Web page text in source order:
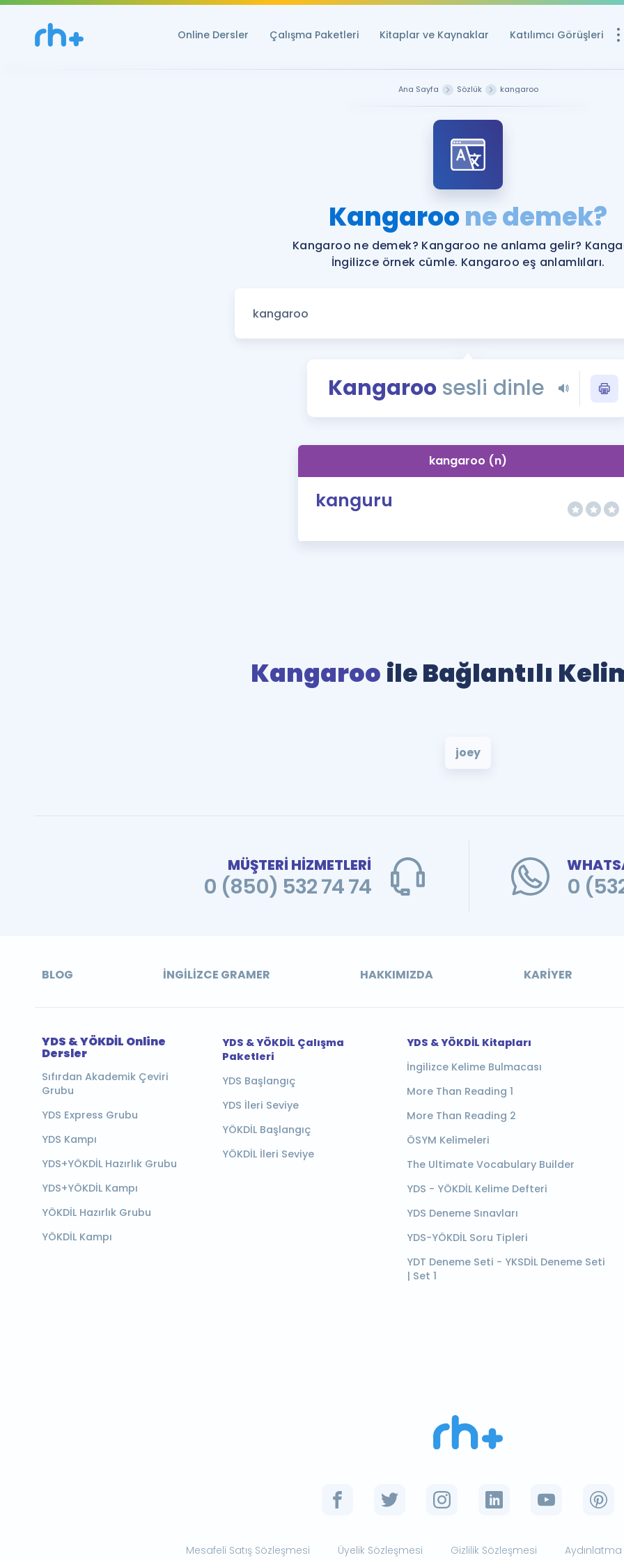
Online Dersler Çalışma Paketleri Kitaplar ve Kaynaklar Katılımcı Görüşleri
YDS ve YÖKDİL
YDS ve YÖKDİL'e
Tüm ÖSYM
YDS - YÖKDİL
İngilizce Gramer
Ana Sayfa Sözlük kangaroo
Kangaroone demek?
Kangaroo ne demek? Kangaroo ne anlama gelir?
İngilizce örnek cümle. Kangaroo eş anlamlıları.
Kangaroosesli dinle
kangaroo (n)
kanguru
Kangaroo ile Bağlantılı
joey
MÜŞTERİ HİZMETLERİ
0 (850) 532 74 74 0
BLOG İNGILIZCE GRAMER HAKKIMIZDA KARIYER
YDS & YÖKDİL Online
Dersler
Sıfırdan Akademik Çeviri
Grubu
YDS Express Grubu
YDS Kampı
YDS+YÖKDİL Hazırlık Grubu
YDS+YÖKDİL Kampı
YÖKDİL Hazırlık Grubu
YÖKDİL Kampı
YDS & YÖKDİL Çalışma
Paketleri
YDS Başlangıç
YDS İleri Seviye
YÖKDİL Başlangıç
YÖKDİL İleri Seviye
YDS & YÖKDİL Kitapları
İngilizce Kelime Bulmacası
More Than Reading 1
More Than Reading 2
ÖSYM Kelimeleri
The Ultimate Vocabulary Builder
YDS - YÖKDİL Kelime Defteri
YDS Deneme Sınavları
YDS-YÖKDİL Soru Tipleri
YDT Deneme Seti - YKSDİL Deneme Seti
| Set 1
Mesafeli Satış Sözleşmesi Üyelik Sözleşmesi Gizlilik Sözleşmesi